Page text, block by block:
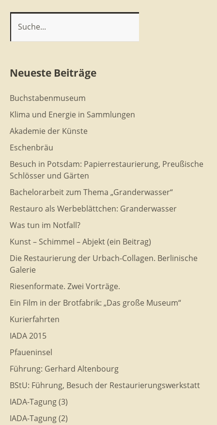
Neueste Beiträge
Buchstabenmuseum
Klima und Energie in Sammlungen
Akademie der Künste
Eschenbräu
Besuch in Potsdam: Papierrestaurierung, Preußische
Schlösser und Gärten
Bachelorarbeit zum Thema „Granderwasser“
Restauro als Werbeblättchen: Granderwasser
Was tun im Notfall?
Kunst – Schimmel – Abjekt (ein Beitrag)
Die Restaurierung der Urbach-Collagen. Berlinische
Galerie
Riesenformate. Zwei Vorträge.
Ein Film in der Brotfabrik: „Das große Museum“
Kurierfahrten
IADA 2015
Pfaueninsel
Führung: Gerhard Altenbourg
BStU: Führung, Besuch der Restaurierungswerkstatt
IADA-Tagung (3)
IADA-Tagung (2)